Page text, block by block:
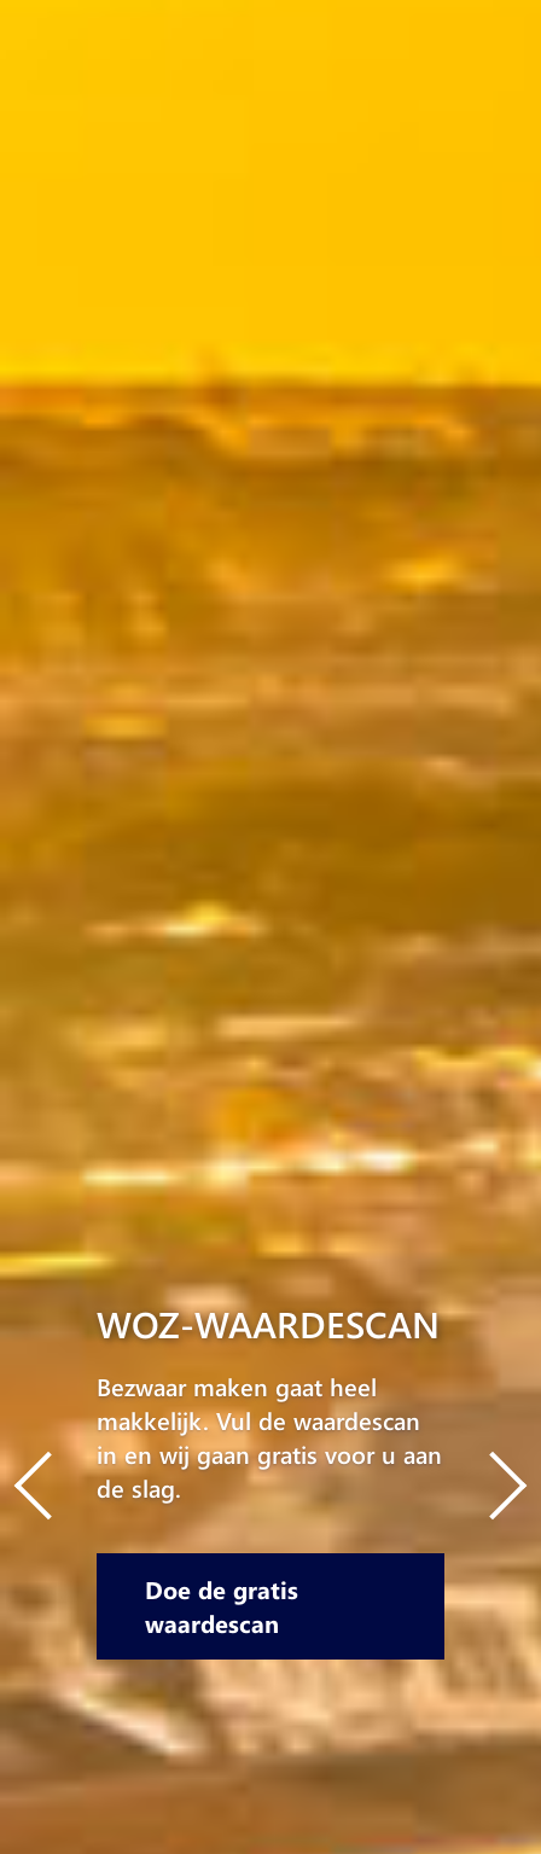
WOZ-WAARDESCAN
Bezwaar maken gaat heel
makkelijk. Vul de waardescan
in en wij gaan gratis voor u aan
de slag.
Doe de gratis
waardescan